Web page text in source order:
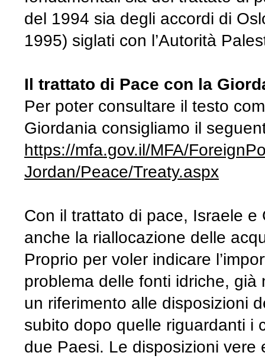
del 1994 sia degli accordi di
1995) siglati con l’Autorità
Il trattato di Pace con la
Per poter consultare il testo
Giordania consigliamo il
https://mfa.gov.il/MFA/
Jordan/Peace/Treaty.aspx
Con il trattato di pace, Israele
anche la riallocazione delle
Proprio per voler indicare
problema delle fonti idriche,
un riferimento alle disposizioni
subito dopo quelle riguardanti i
due Paesi. Le disposizioni